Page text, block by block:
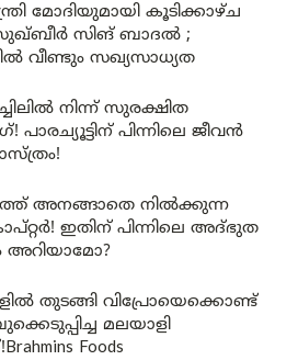
മോദിയുമായി കൂടിക്കാഴ്ച
സിങ് ബാദൽ ;
വീണ്ടും സഖ്യസാധ്യത
നിന്ന് സുരക്ഷിത
പാരച്യൂട്ടിന് പിന്നിലെ ജീവൻ
അനങ്ങാതെ നില്‍ക്കുന്ന
ഇതിന് പിന്നിലെ അദ്ഭുത
അറിയാമോ?
തുടങ്ങി വിപ്രോയെക്കൊണ്ട്
മലയാളി
Foods